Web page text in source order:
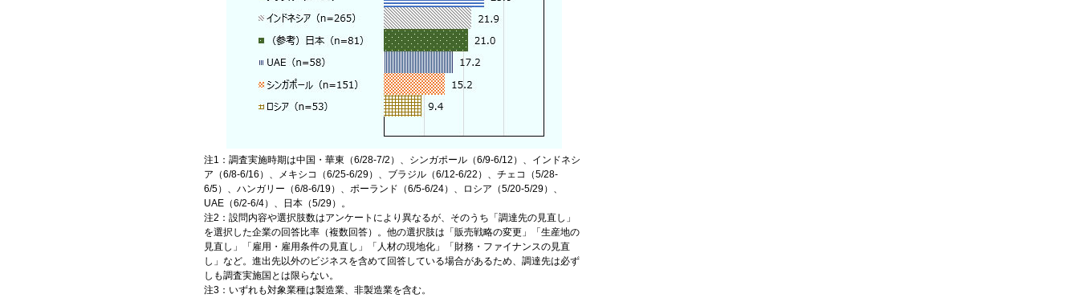
注1：調査実施時期は中国・華東（6/28-7/2）、シンガポール（6/9-6/12）、インドネシ
ア（6/8-6/16）、メキシコ（6/25-6/29）、ブラジル（6/12-6/22）、チェコ（5/28-
6/5）、ハンガリー（6/8-6/19）、ポーランド（6/5-6/24）、ロシア（5/20-5/29）、
UAE（6/2-6/4）、日本（5/29）。
注2：設問内容や選択肢数はアンケートにより異なるが、そのうち「調達先の見直し」
を選択した企業の回答比率（複数回答）。他の選択肢は「販売戦略の変更」「生産地の
見直し」「雇用・雇用条件の見直し」「人材の現地化」「財務・ファイナンスの見直
し」など。進出先以外のビジネスを含めて回答している場合があるため、調達先は必ず
しも調査実施国とは限らない。
注3：いずれも対象業種は製造業、非製造業を含む。